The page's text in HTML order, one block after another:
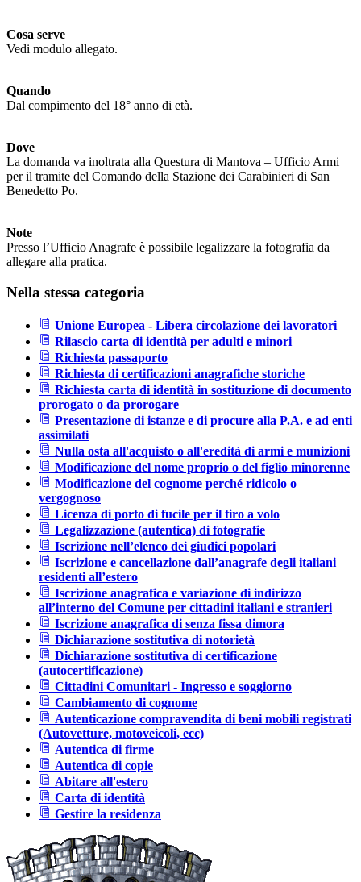
Cosa serve
Vedi modulo allegato.
Quando
Dal compimento del 18° anno di età.
Dove
La domanda va inoltrata alla Questura di Mantova – Ufficio Armi
per il tramite del Comando della Stazione dei Carabinieri di San
Benedetto Po.
Note
Presso l’Ufficio Anagrafe è possibile legalizzare la fotografia da
allegare alla pratica.
Nella stessa categoria
Unione Europea - Libera circolazione dei lavoratori
Rilascio carta di identità per adulti e minori
Richiesta passaporto
Richiesta di certificazioni anagrafiche storiche
Richiesta carta di identità in sostituzione di documento
prorogato o da prorogare
Presentazione di istanze e di procure alla P.A. e ad enti
assimilati
Nulla osta all'acquisto o all'eredità di armi e munizioni
Modificazione del nome proprio o del figlio minorenne
Modificazione del cognome perché ridicolo o
vergognoso
Licenza di porto di fucile per il tiro a volo
Legalizzazione (autentica) di fotografie
Iscrizione nell’elenco dei giudici popolari
Iscrizione e cancellazione dall’anagrafe degli italiani
residenti all’estero
Iscrizione anagrafica e variazione di indirizzo
all’interno del Comune per cittadini italiani e stranieri
Iscrizione anagrafica di senza fissa dimora
Dichiarazione sostitutiva di notorietà
Dichiarazione sostitutiva di certificazione
(autocertificazione)
Cittadini Comunitari - Ingresso e soggiorno
Cambiamento di cognome
Autenticazione compravendita di beni mobili registrati
(Autovetture, motoveicoli, ecc)
Autentica di firme
Autentica di copie
Abitare all'estero
Carta di identità
Gestire la residenza